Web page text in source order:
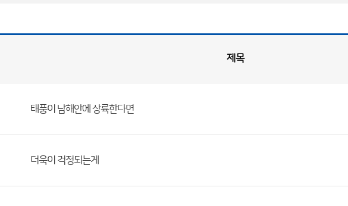
제목
태풍이 남해안에 상륙한다면
더욱이 걱정되는게